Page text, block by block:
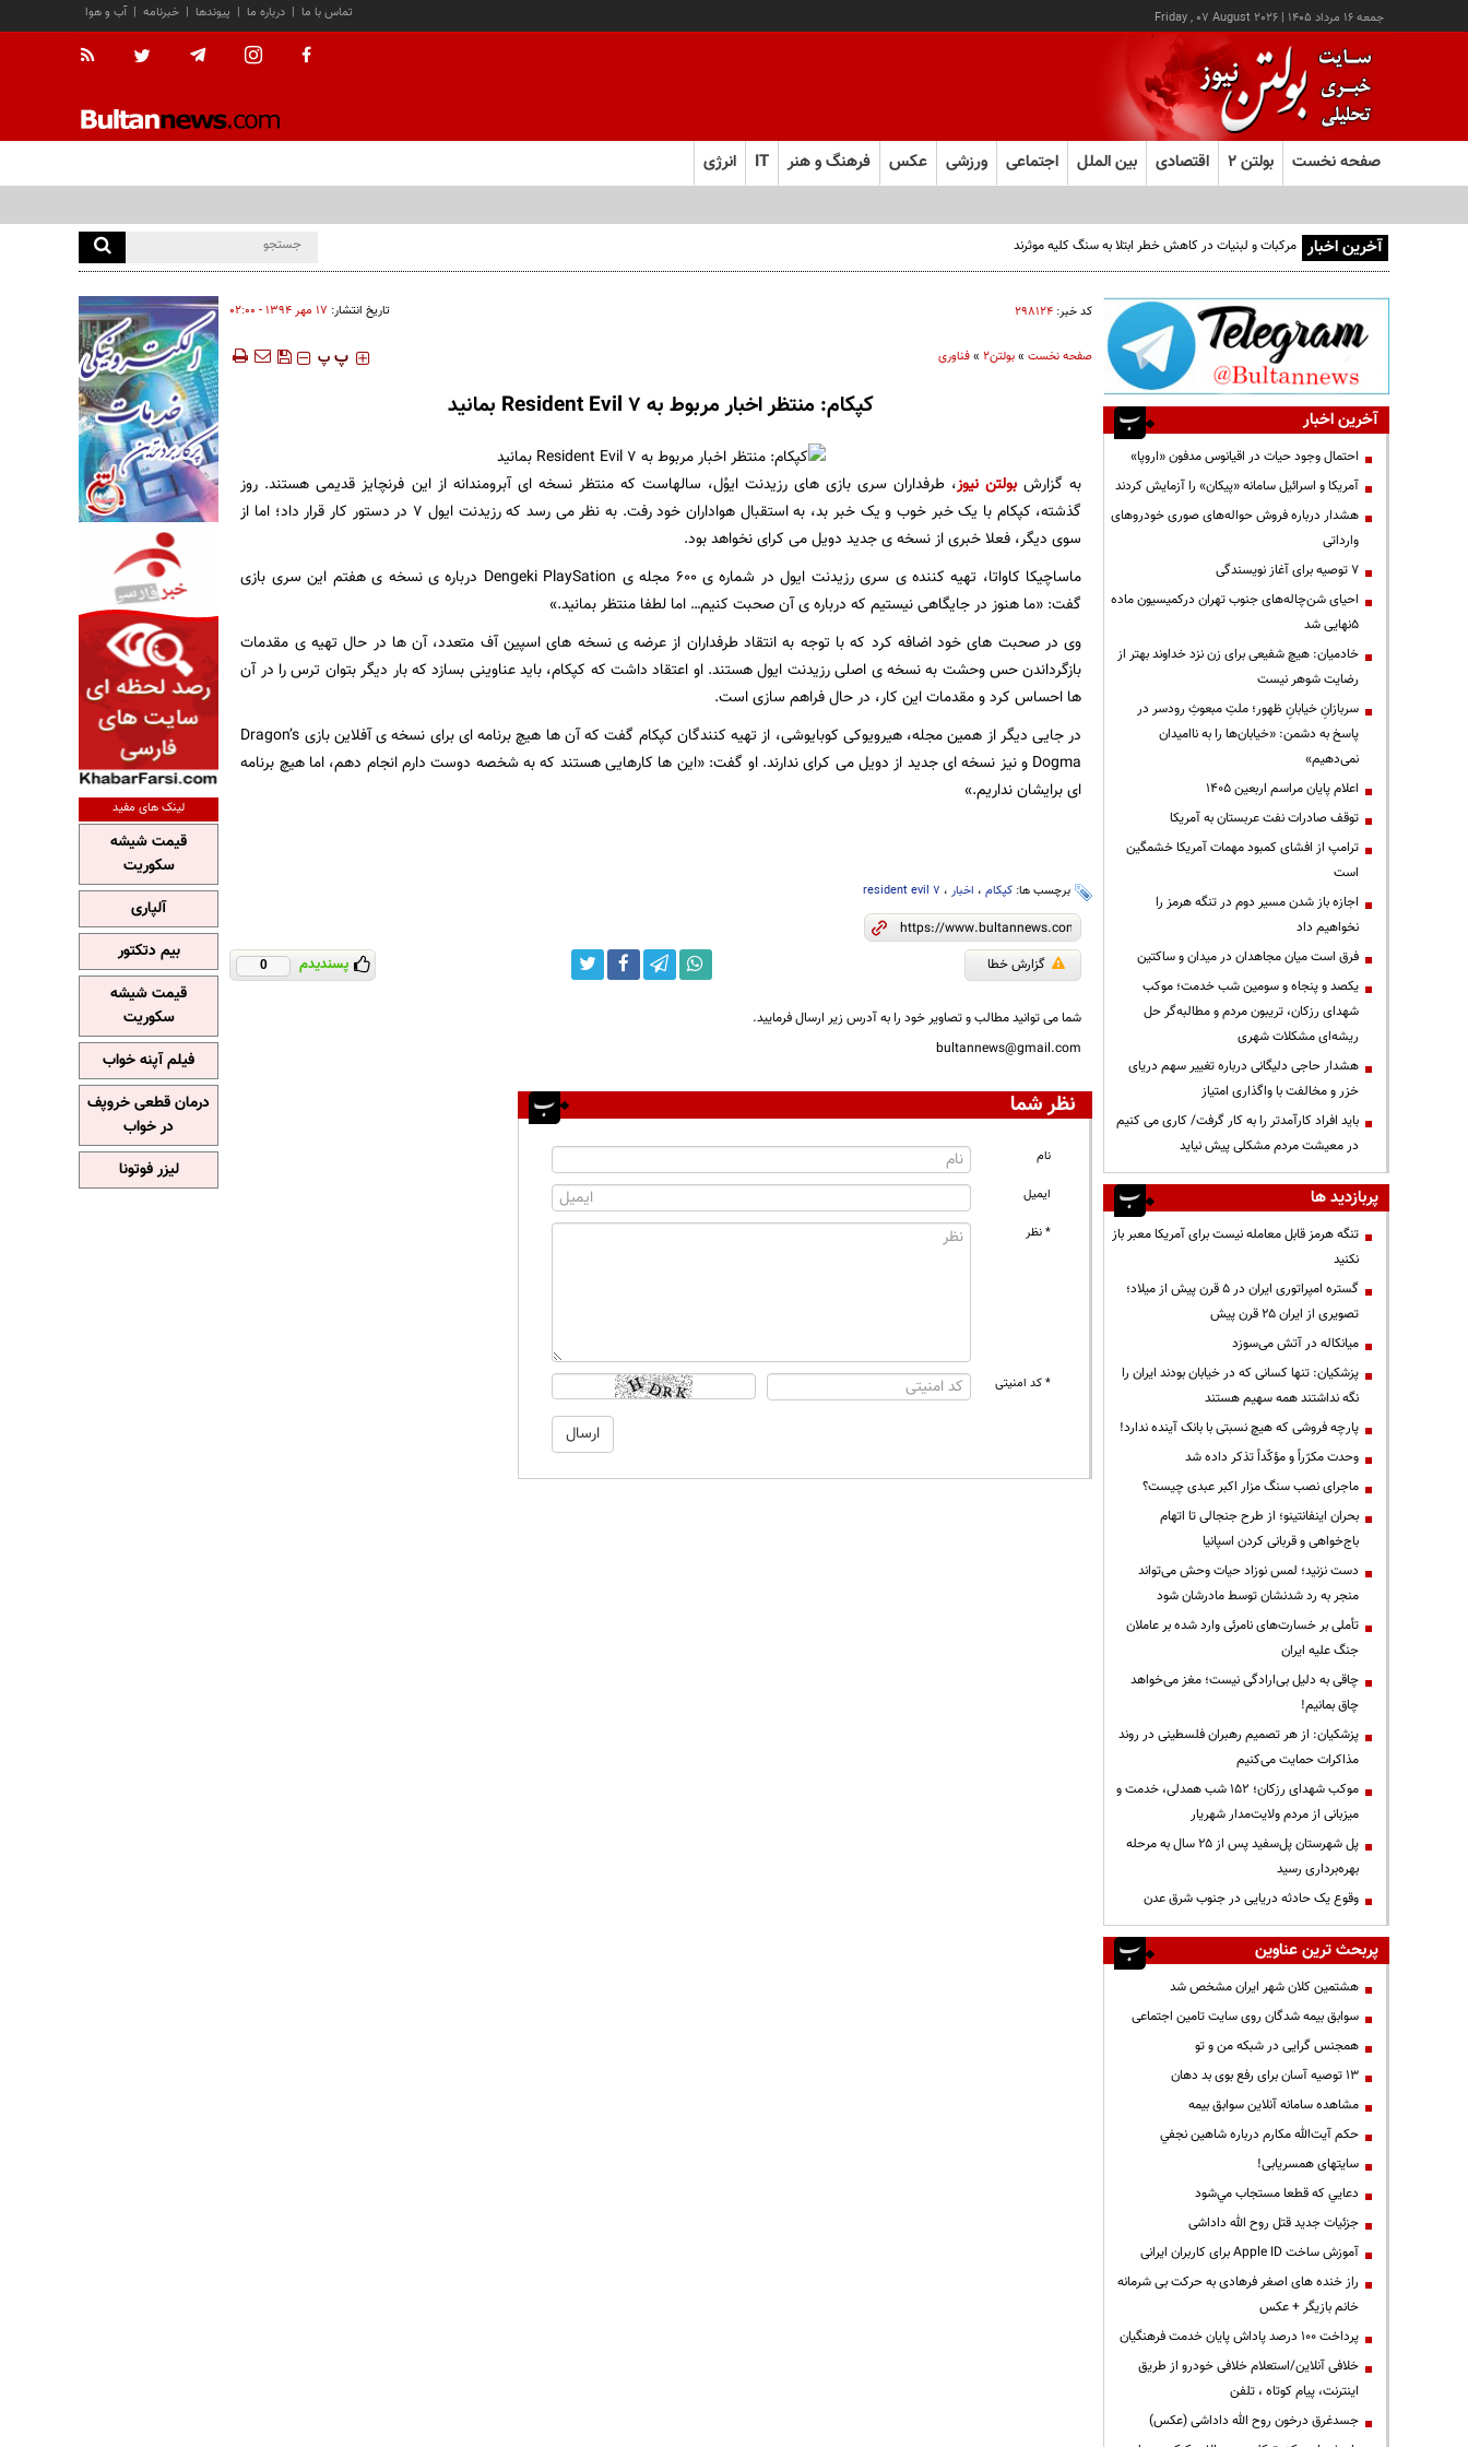
جمعه ۱۶ مرداد ۱۴۰۵ |
Friday , 07 August 2026 آب و هوا | خبرنامه | پیوندها | درباره ما | تماس با ما
صفحه نخست بولتن ۲ اقتصادی بین الملل اجتماعی ورزشی عکس فرهنگ و هنر IT انرژی
آخرین اخبار مرکبات و لبنیات در کاهش خطر ابتلا به سنگ کلیه موثرند
کد خبر: ۲۹۸۱۲۴ تاریخ انتشار: ۱۷ مهر ۱۳۹۴ - ۰۲:۰۰
صفحه نخست»بولتن2 »فناوری ‍‍‍ پ پ
کپکام: منتظر اخبار مربوط به Resident Evil 7 بمانید
به گزارش بولتن نیوز، طرفداران سری بازی های رزیدنت ایوُل، سالهاست که منتظر نسخه ای آبرومندانه از این فرنچایز قدیمی هستند. روز
گذشته، کپکام با یک خبر خوب و یک خبر بد، به استقبال هواداران خود رفت. به نظر می رسد که رزیدنت ایول ۷ در دستور کار قرار داد؛ اما از
سوی دیگر، فعلا خبری از نسخه ی جدید دویل می کرای نخواهد بود.
ماساچیکا کاواتا، تهیه کننده ی سری رزیدنت ایول در شماره ی ۶۰۰ مجله ی Dengeki PlaySation درباره ی نسخه ی هفتم این سری بازی
گفت: «ما هنوز در جایگاهی نیستیم که درباره ی آن صحبت کنیم… اما لطفا منتظر بمانید.»
وی در صحبت های خود اضافه کرد که با توجه به انتقاد طرفداران از عرضه ی نسخه های اسپین آف متعدد، آن ها در حال تهیه ی مقدمات
بازگرداندن حس وحشت به نسخه ی اصلی رزیدنت ایول هستند. او اعتقاد داشت که کپکام، باید عناوینی بسازد که بار دیگر بتوان ترس را در آن
ها احساس کرد و مقدمات این کار، در حال فراهم سازی است.
در جایی دیگر از همین مجله، هیرویوکی کوبایوشی، از تهیه کنندگان کپکام گفت که آن ها هیچ برنامه ای برای نسخه ی آفلاین بازی Dragon’s
Dogma و نیز نسخه ای جدید از دویل می کرای ندارند. او گفت: «این ها کارهایی هستند که به شخصه دوست دارم انجام دهم، اما هیچ برنامه
ای برایشان نداریم.»
برچسب ها: کپکام، اخبار، resident evil 7
گزارش خطا پسندیدم 0
شما می توانید مطالب و تصاویر خود را به آدرس زیر ارسال فرمایید.
bultannews@gmail.com
نظر شما
نام
ایمیل
* نظر
* کد امنیتی
آخرین اخبار
احتمال وجود حیات در اقیانوس مدفون «اروپا»
آمریکا و اسرائیل سامانه «پیکان» را آزمایش کردند
هشدار درباره فروش حواله‌های صوری خودروهای
وارداتی
۷ توصیه برای آغاز نویسندگی
احیای شن‌چاله‌های جنوب تهران درکمیسیون ماده
۵نهایی شد
خادمیان: هیچ شفیعی برای زن نزد خداوند بهتر از
رضایت شوهر نیست
سربازانِ خیابانِ ظهور؛ ملتِ مبعوثِ رودسر در
پاسخ به دشمن: «خیابان‌ها را به ناامیدان
نمی‌دهیم»
اعلام پایان مراسم اربعین ۱۴۰۵
توقف صادرات نفت عربستان به آمریکا
ترامپ از افشای کمبود مهمات آمریکا خشمگین
است
اجازه باز شدن مسیر دوم در تنگه هرمز را
نخواهیم داد
فرق است میان مجاهدان در میدان و ساکتین
یکصد و پنجاه و سومین شب خدمت؛ موکب
شهدای رزکان، تریبون مردم و مطالبه‌گر حل
ریشه‌ای مشکلات شهری
هشدار حاجی دلیگانی درباره تغییر سهم دریای
خزر و مخالفت با واگذاری امتیاز
باید افراد کارآمدتر را به کار گرفت/ کاری می کنیم
در معیشت مردم مشکلی پیش نیاید
پربازدید ها
تنگه هرمز قابل معامله نیست برای آمریکا معبر باز
نکنید
گستره امپراتوری ایران در ۵ قرن پیش از میلاد؛
تصویری از ایران ۲۵ قرن پیش
میانکاله در آتش می‌سوزد
پزشکیان: تنها کسانی که در خیابان بودند ایران را
نگه نداشتند همه سهیم هستند
پارچه فروشی که هیچ نسبتی با بانک آینده ندارد!
وحدت مکرّراً و مؤکّداً تذکر داده شد
ماجرای نصب سنگ مزار اکبر عبدی چیست؟
بحران اینفانتینو؛ از طرح جنجالی تا اتهام
باج‌خواهی و قربانی کردن اسپانیا
دست نزنید؛ لمس نوزاد حیات وحش می‌تواند
منجر به رد شدنشان توسط مادرشان شود
تأملی بر خسارت‌های نامرئی وارد شده بر عاملان
جنگ علیه ایران
چاقی به دلیل بی‌ارادگی نیست؛ مغز می‌خواهد
چاق بمانیم!
پزشکیان: از هر تصمیم رهبران فلسطینی در روند
مذاکرات حمایت می‌کنیم
موکب شهدای رزکان؛ ۱۵۲ شب همدلی، خدمت و
میزبانی از مردم ولایت‌مدار شهریار
پل شهرستان پل‌سفید پس از ۲۵ سال به مرحله
بهره‌برداری رسید
وقوع یک حادثه دریایی در جنوب شرق عدن
پربحث ترین عناوین
هشتمین کلان شهر ایران مشخص شد
سوابق بیمه شدگان روی سایت تامین اجتماعی
همجنس گرایی در شبکه من و تو
13 توصیه آسان برای رفع بوی بد دهان
مشاهده سامانه آنلاين سوابق بیمه
حكم آيت‌الله مكارم درباره شاهين نجفي
سایتهای همسریابی!
دعايي كه قطعا مستجاب مي‌شود
جزئیات جدید قتل روح الله داداشی
آموزش ساخت Apple ID برای کاربران ایرانی
راز خنده های اصغر فرهادی به حرکت بی شرمانه
خانم بازیگر + عکس
پرداخت ۱۰۰ درصد پاداش پایان خدمت فرهنگیان
خلافی آنلاین/استعلام خلافی خودرو از طریق
اینترنت، پیام کوتاه ، تلفن
جسدغرق درخون روح الله داداشی (عکس)
لینک های مفید
قیمت شیشه
سکوریت
آلپاری
بیم دتکتور
قیمت شیشه
سکوریت
فیلم آپنه خواب
درمان قطعی خروپف
در خواب
لیزر فوتونا